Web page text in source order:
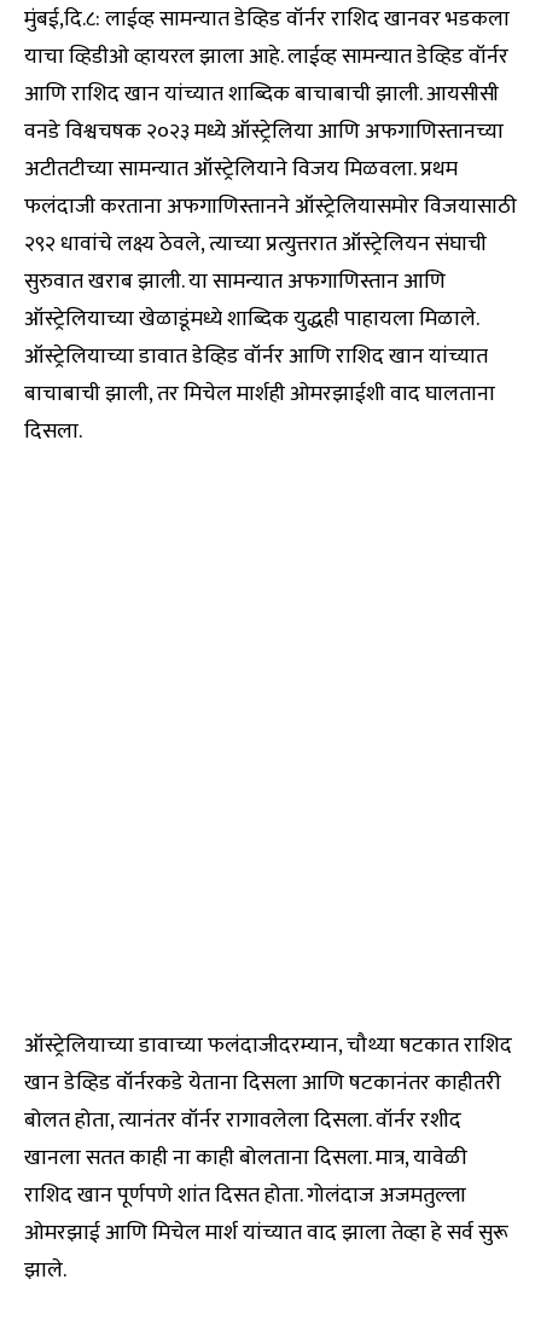
मुंबई,दि.८: लाईव्ह सामन्यात डेव्हिड वॉर्नर राशिद खानवर भडकला
याचा व्हिडीओ व्हायरल झाला आहे. लाईव्ह सामन्यात डेव्हिड वॉर्नर
आणि राशिद खान यांच्यात शाब्दिक बाचाबाची झाली. आयसीसी
वनडे विश्वचषक २०२३ मध्ये ऑस्ट्रेलिया आणि अफगाणिस्तानच्या
अटीतटीच्या सामन्यात ऑस्ट्रेलियाने विजय मिळवला. प्रथम
फलंदाजी करताना अफगाणिस्तानने ऑस्ट्रेलियासमोर विजयासाठी
२९२ धावांचे लक्ष्य ठेवले, त्याच्या प्रत्युत्तरात ऑस्ट्रेलियन संघाची
सुरुवात खराब झाली. या सामन्यात अफगाणिस्तान आणि
ऑस्ट्रेलियाच्या खेळाडूंमध्ये शाब्दिक युद्धही पाहायला मिळाले.
ऑस्ट्रेलियाच्या डावात डेव्हिड वॉर्नर आणि राशिद खान यांच्यात
बाचाबाची झाली, तर मिचेल मार्शही ओमरझाईशी वाद घालताना
दिसला.
ऑस्ट्रेलियाच्या डावाच्या फलंदाजीदरम्यान, चौथ्या षटकात राशिद
खान डेव्हिड वॉर्नरकडे येताना दिसला आणि षटकानंतर काहीतरी
बोलत होता, त्यानंतर वॉर्नर रागावलेला दिसला. वॉर्नर रशीद
खानला सतत काही ना काही बोलताना दिसला. मात्र, यावेळी
राशिद खान पूर्णपणे शांत दिसत होता. गोलंदाज अजमतुल्ला
ओमरझाई आणि मिचेल मार्श यांच्यात वाद झाला तेव्हा हे सर्व सुरू
झाले.